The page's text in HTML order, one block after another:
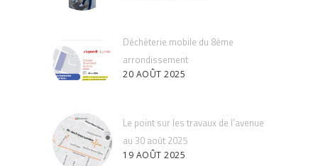
Déchèterie mobile du 8ème
arrondissement
20 AOÛT 2025
Le point sur les travaux de l’avenue
au 30 août 2025
19 AOÛT 2025